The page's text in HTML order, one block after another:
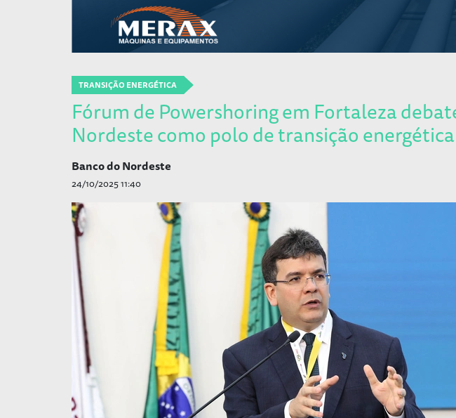
TRANSIÇÃO ENERGÉTICA
Fórum de Powershoring em Fortaleza
Nordeste como polo de transição energética
Banco do Nordeste
24/10/2025 11:40